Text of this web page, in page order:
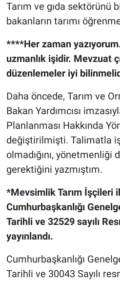
Tarım ve gıda sektörünü
bakanların tarımı
****Her zaman
uzmanlık işidir. Mevzuat
düzenlemeler iyi
Daha öncede, Tarım ve
Bakan Yardımcısı
Planlanması Hakkında
değiştirilmişti. Talimatla
olmadığını, yönetmenliği
gerektiğini yazmıştım.
*Mevsimlik Tarım İşçileri
Cumhurbaşkanlığı
Tarihli ve 32529 sayılı
yayınlandı.
Cumhurbaşkanlığı
Tarihli ve 30043 Sayılı